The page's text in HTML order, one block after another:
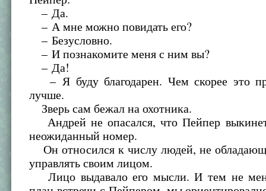
– Да.
– А мне можно повидать его?
– Безусловно.
– И познакомите меня с ним вы?
– Да!
– Я буду благодарен. Чем скорее это
лучше.
Зверь сам бежал на охотника.
Андрей не опасался, что Пейпер
неожиданный номер.
Он относился к числу людей, не
управлять своим лицом.
Лицо выдавало его мысли. И тем не